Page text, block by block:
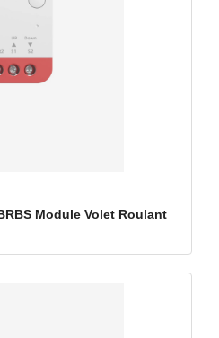
Module Volet Roulant